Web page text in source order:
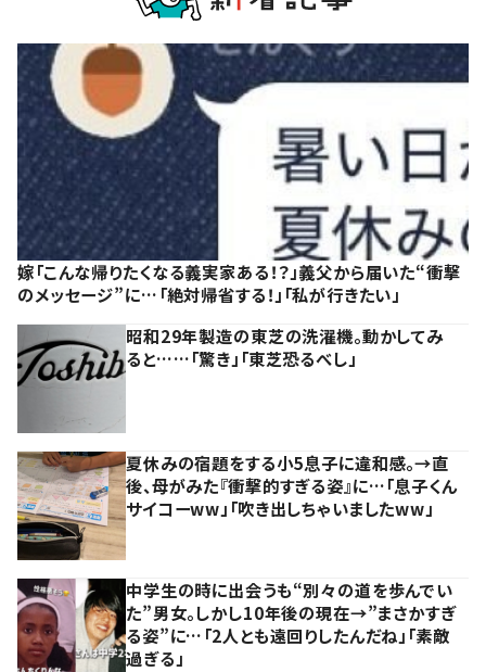
嫁「こんな帰りたくなる義実家ある！？」義父から届いた“衝撃
のメッセージ”に…「絶対帰省する！」「私が行きたい」
昭和29年製造の東芝の洗濯機。動かしてみ
ると……「驚き」「東芝恐るべし」
夏休みの宿題をする小5息子に違和感。→直
後、母がみた『衝撃的すぎる姿』に…「息子くん
サイコーww」「吹き出しちゃいましたww」
中学生の時に出会うも“別々の道を歩んでい
た”男女。しかし10年後の現在→”まさかすぎ
る姿”に…「2人とも遠回りしたんだね」「素敵
過ぎる」